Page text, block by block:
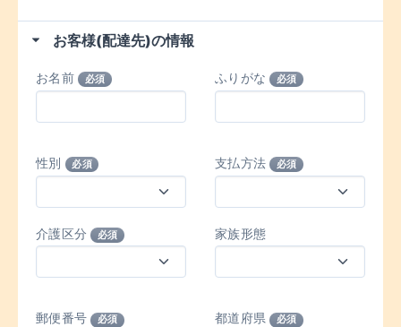
お客様(配達先)の情報
お名前 必須 ふりがな 必須
性別 必須 支払方法 必須
介護区分 必須 家族形態
郵便番号 必須 都道府県 必須